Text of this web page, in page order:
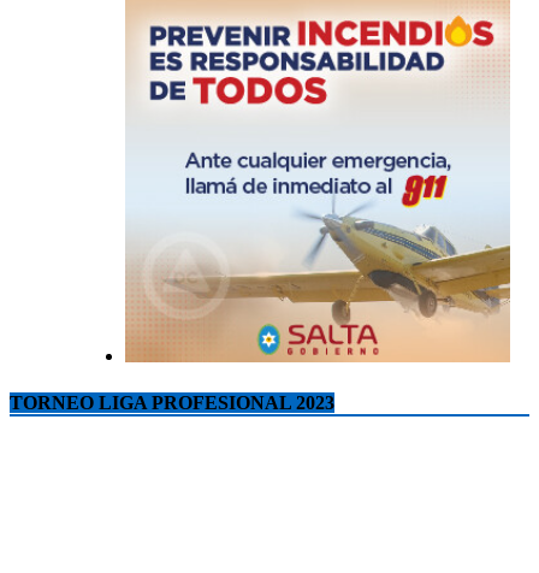
TORNEO LIGA PROFESIONAL 2023